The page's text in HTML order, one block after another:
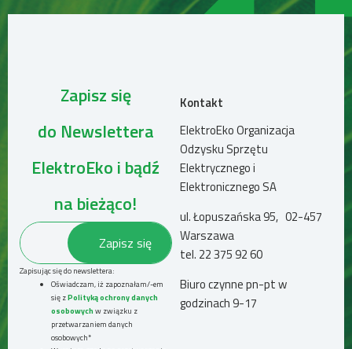
Zapisz się
do Newslettera
ElektroEko i bądź
na bieżąco!
Zapisując się do newslettera:
Oświadczam, iż zapoznałam/-em
się zPolityką ochrony danych
osobowych w związku z
przetwarzaniem danych
osobowych*
Kontakt
ElektroEko Organizacja
Odzysku Sprzętu
Elektrycznego i
Elektronicznego SA
ul. Łopuszańska 95, 02-457
Warszawa
tel. 22 375 92 60
Biuro czynne pn-pt w
godzinach 9-17